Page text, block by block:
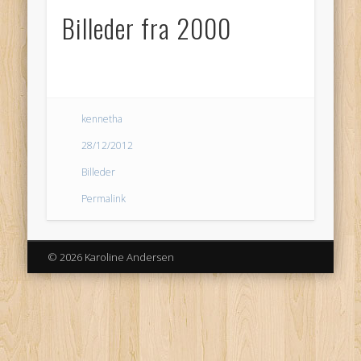
Billeder fra 2000
kennetha
28/12/2012
Billeder
Permalink
© 2026 Karoline Andersen